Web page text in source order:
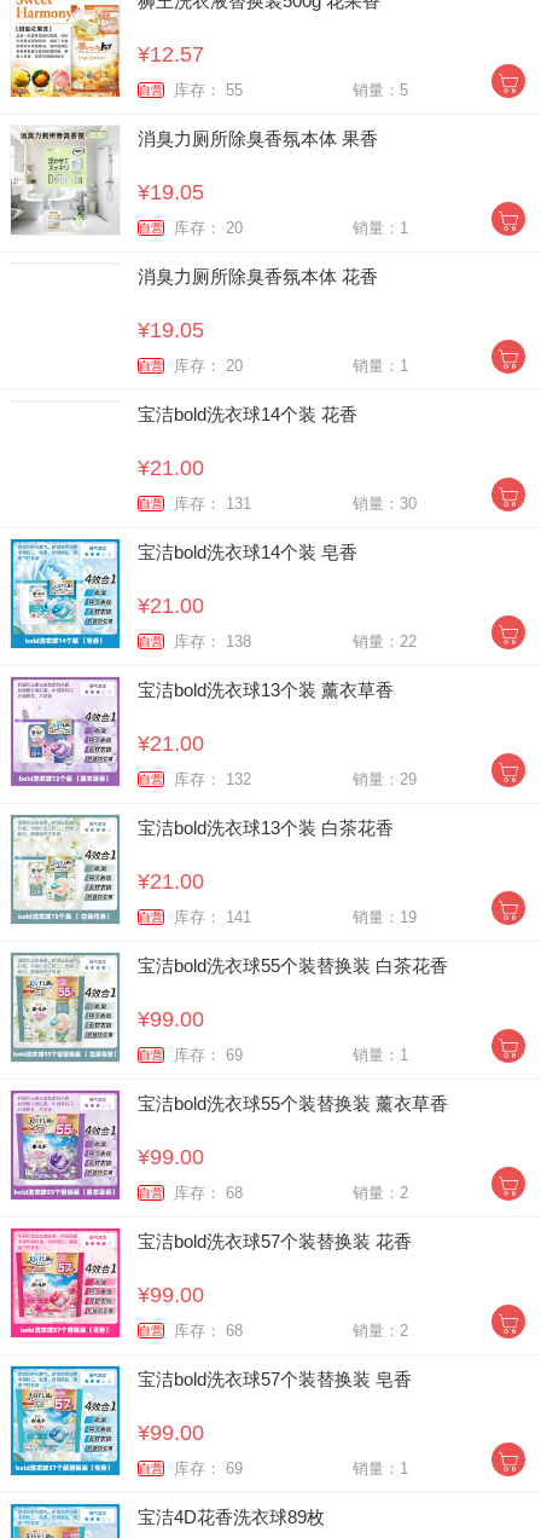
¥12.57
自营 库存： 55 销量：5
消臭力厕所除臭香氛本体 果香
¥19.05
自营 库存： 20 销量：1
消臭力厕所除臭香氛本体 花香
¥19.05
自营 库存： 20 销量：1
宝洁bold洗衣球14个装 花香
¥21.00
自营 库存： 131 销量：30
宝洁bold洗衣球14个装 皂香
¥21.00
自营 库存： 138 销量：22
宝洁bold洗衣球13个装 薰衣草香
¥21.00
自营 库存： 132 销量：29
宝洁bold洗衣球13个装 白茶花香
¥21.00
自营 库存： 141 销量：19
宝洁bold洗衣球55个装替换装 白茶花香
¥99.00
自营 库存： 69 销量：1
宝洁bold洗衣球55个装替换装 薰衣草香
¥99.00
自营 库存： 68 销量：2
宝洁bold洗衣球57个装替换装 花香
¥99.00
自营 库存： 68 销量：2
宝洁bold洗衣球57个装替换装 皂香
¥99.00
自营 库存： 69 销量：1
宝洁4D花香洗衣球89枚